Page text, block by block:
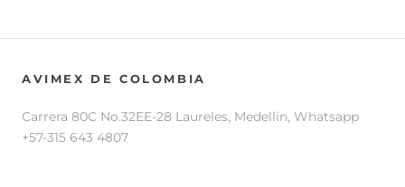
AVIMEX DE COLOMBIA
Carrera 80C No.32EE-28 Laureles, Medellin, Whatsapp
+57-315 643 4807